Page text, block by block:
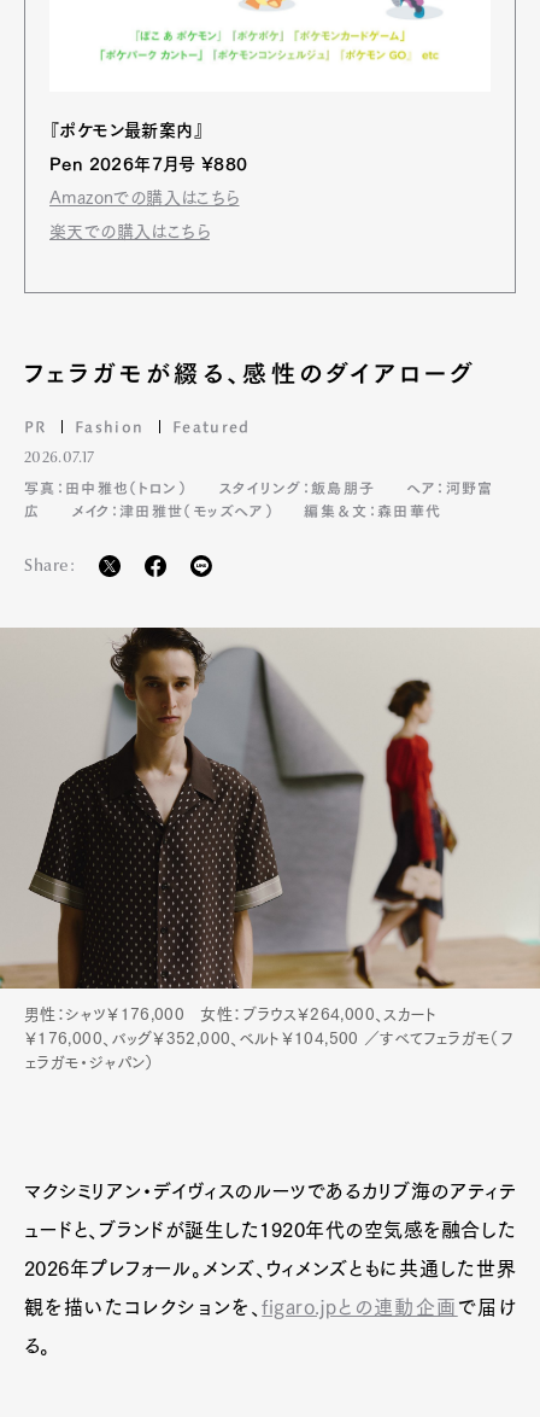
Pen Meet
『ポケモン最新案内』
Pen 2026年7月号 ¥880
Amazonでの購入はこちら
楽天での購入はこちら
フェラガモが綴る、感性のダイアローグ
PR Fashion Featured
2026.07.17
写真：田中雅也（トロン）
スタイリング：飯島朋子
ヘア：河野富
広
メイク：津田雅世（モッズヘア） 編集＆文：森田華代
Share:
男性：シャツ￥176,000 女性：ブラウス￥264,000、スカート
￥176,000、バッグ￥352,000、ベルト￥104,500 ／すべてフェラガモ（フ
ェラガモ・ジャパン）
マクシミリアン・デイヴィスのルーツであるカリブ海のアティテ
ュードと、ブランドが誕生した1920年代の空気感を融合した
2026年プレフォール。メンズ、ウィメンズともに共通した世界
観を描いたコレクションを、figaro.jpとの連動企画 で届け
る。